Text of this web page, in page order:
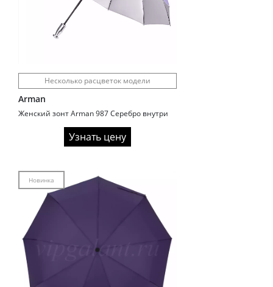
Несколько расцветок модели
Arman
Женский зонт Arman 987 Серебро внутри
Узнать цену
Новинка